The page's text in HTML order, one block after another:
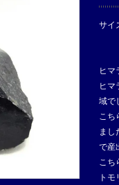
サイ
ヒマ
ヒマ
域で
こち
まし
で産
こち
ト